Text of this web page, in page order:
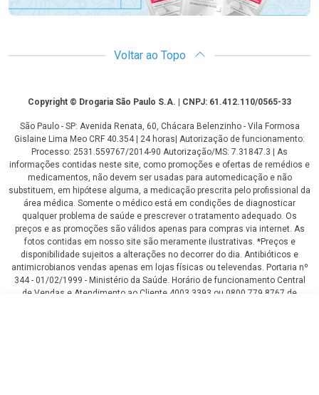
Voltar ao Topo
CopyrightCopyright © Drogaria São Paulo S.A. | CNPJ: 61.412.110/0565-33
São Paulo - SP: Avenida Renata, 60, Chácara Belenzinho - Vila Formosa
Gislaine Lima Meo CRF 40.354 | 24 horas| Autorização de funcionamento:
Processo: 2531.559767/2014-90 Autorização/MS: 7.31847.3 | As
informações contidas neste site, como promoções e ofertas de remédios e
medicamentos, não devem ser usadas para automedicação e não
substituem, em hipótese alguma, a medicação prescrita pelo profissional da
área médica. Somente o médico está em condições de diagnosticar
qualquer problema de saúde e prescrever o tratamento adequado. Os
preços e as promoções são válidos apenas para compras via internet. As
fotos contidas em nosso site são meramente ilustrativas. *Preços e
disponibilidade sujeitos a alterações no decorrer do dia. Antibióticos e
antimicrobianos vendas apenas em lojas físicas ou televendas. Portaria nº
344 - 01/02/1999 - Ministério da Saúde. Horário de funcionamento Central
de Vendas e Atendimento ao Cliente 4003 3393 ou 0800 779 8767 de